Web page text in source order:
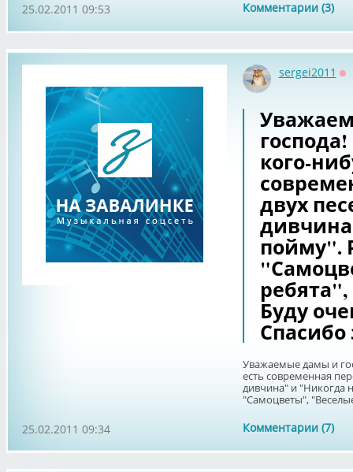
Комментарии (3)
25.02.2011 09:53
sergei2011
кого-
двух
пойму".
Буду
Спасибо
Уважаемые дамы и
есть современная
дивчина" и "Никогда
"Самоцветы",
Комментарии (7)
25.02.2011 09:34